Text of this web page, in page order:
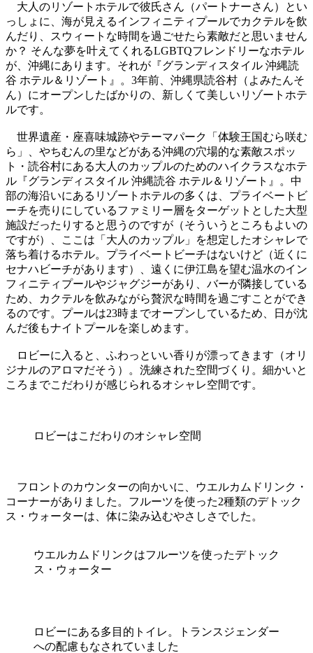
大人のリゾートホテルで彼氏さん（パートナーさん）とい
っしょに、海が見えるインフィニティプールでカクテルを飲
んだり、スウィートな時間を過ごせたら素敵だと思いません
か？ そんな夢を叶えてくれるLGBTQフレンドリーなホテル
が、沖縄にあります。それが『グランディスタイル 沖縄読
谷 ホテル＆リゾート』。3年前、沖縄県読谷村（よみたんそ
ん）にオープンしたばかりの、新しくて美しいリゾートホテ
ルです。
世界遺産・座喜味城跡やテーマパーク「体験王国むら咲む
ら」、やちむんの里などがある沖縄の穴場的な素敵スポッ
ト・読谷村にある大人のカップルのためのハイクラスなホテ
ル『グランディスタイル 沖縄読谷 ホテル＆リゾート』。中
部の海沿いにあるリゾートホテルの多くは、プライベートビ
ーチを売りにしているファミリー層をターゲットとした大型
施設だったりすると思うのですが（そういうところもよいの
ですが）、ここは「大人のカップル」を想定したオシャレで
落ち着けるホテル。プライベートビーチはないけど（近くに
セナハビーチがあります）、遠くに伊江島を望む温水のイン
フィニティプールやジャグジーがあり、バーが隣接している
ため、カクテルを飲みながら贅沢な時間を過ごすことができ
るのです。プールは23時までオープンしているため、日が沈
んだ後もナイトプールを楽しめます。
ロビーに入ると、ふわっといい香りが漂ってきます（オリ
ジナルのアロマだそう）。洗練された空間づくり。細かいと
ころまでこだわりが感じられるオシャレ空間です。
ロビーはこだわりのオシャレ空間
フロントのカウンターの向かいに、ウエルカムドリンク・
コーナーがありました。フルーツを使った2種類のデトック
ス・ウォーターは、体に染み込むやさしさでした。
ウエルカムドリンクはフルーツを使ったデトック
ス・ウォーター
ロビーにある多目的トイレ。トランスジェンダー
への配慮もなされていました